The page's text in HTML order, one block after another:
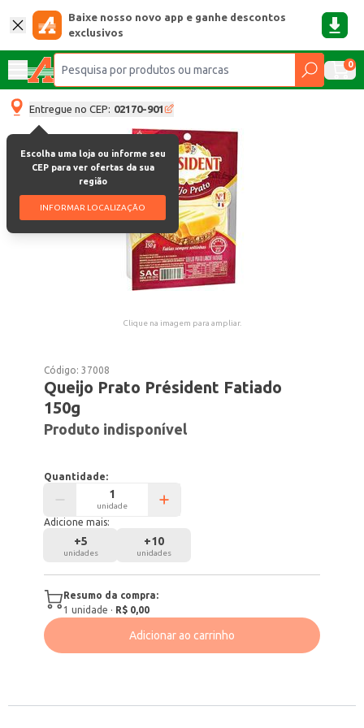
Baixe nosso novo app e ganhe descontos
exclusivos
0
Entregue no CEP: 02170-901
Escolha uma loja ou informe seu
CEP para ver ofertas da sua
região
INFORMAR LOCALIZAÇÃO
Clique na imagem para ampliar.
Código:37008
Queijo Prato Président Fatiado
150g
Produto indisponível
Quantidade:
unidade
Adicione mais:
+5
unidades
+10
unidades
Resumo da compra:
1 unidade · R$ 0,00
Adicionar ao carrinho